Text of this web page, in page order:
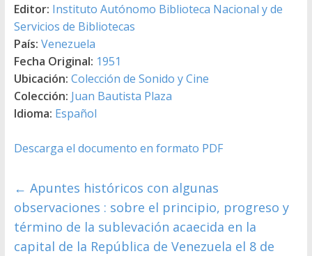
Editor: Instituto Autónomo Biblioteca Nacional y de
Servicios de Bibliotecas
País: Venezuela
Fecha Original: 1951
Ubicación: Colección de Sonido y Cine
Colección: Juan Bautista Plaza
Idioma: Español
Descarga el documento en formato PDF
← Apuntes históricos con algunas
observaciones : sobre el principio, progreso y
término de la sublevación acaecida en la
capital de la República de Venezuela el 8 de